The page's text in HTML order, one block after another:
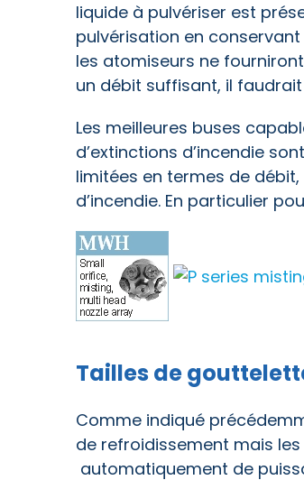
liquide à pulvériser est
pulvérisation en
les atomiseurs ne
un débit suffisant, il
Les meilleures buses
d’extinctions d’incendie
limitées en termes de
d’incendie. En particulier
Tailles de
Comme indiqué
de refroidissement mais
automatiquement de